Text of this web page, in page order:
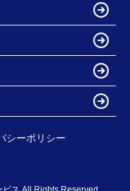
シーポリシー